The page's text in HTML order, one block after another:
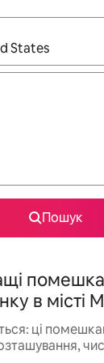
пошуку,
Пошук
в місті
ці